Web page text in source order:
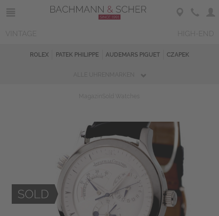
ROLEX PATEK PHILIPPE AUDEMARS PIGUET CZAPEK